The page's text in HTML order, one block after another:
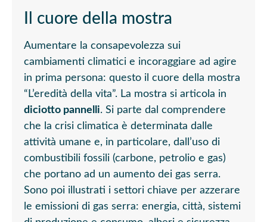
Il cuore della mostra
Aumentare la consapevolezza sui
cambiamenti climatici e incoraggiare ad agire
in prima persona: questo il cuore della mostra
“L’eredità della vita”. La mostra si articola in
diciotto pannelli. Si parte dal comprendere
che la crisi climatica è determinata dalle
attività umane e, in particolare, dall’uso di
combustibili fossili (carbone, petrolio e gas)
che portano ad un aumento dei gas serra.
Sono poi illustrati i settori chiave per azzerare
le emissioni di gas serra: energia, città, sistemi